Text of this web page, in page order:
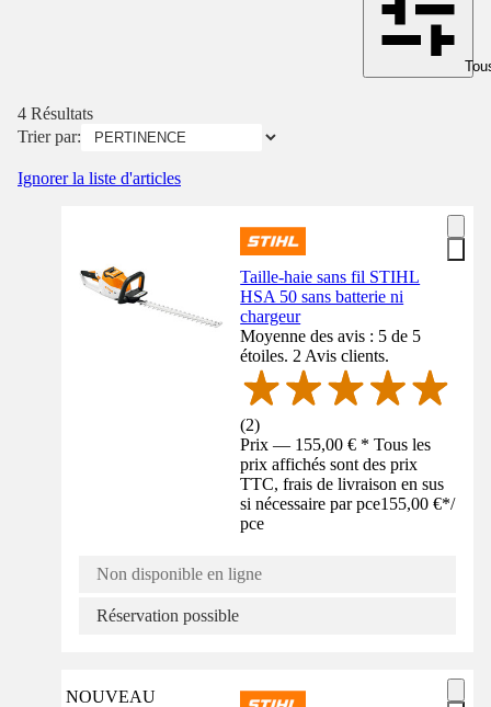
4 Résultats
Trier par:
Ignorer la liste d'articles
Taille-haie sans fil STIHL
HSA 50 sans batterie ni
chargeur
Moyenne des avis : 5 de 5
étoiles. 2 Avis clients.
(2)
Prix — 155,00 € * Tous les
prix affichés sont des prix
TTC, frais de livraison en sus
si nécessaire par pce155,00 €*/
pce
Non disponible en ligne
Réservation possible
NOUVEAU